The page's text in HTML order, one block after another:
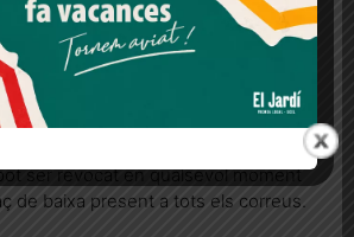
Acceptar Rebutjar tot
un compte al Diari el Jardí, dona el
explícit per rebre comunicacions
ser revocat en qualsevol moment
de baixa present a tots els correus.